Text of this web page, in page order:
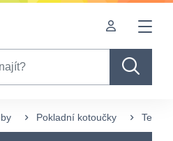
Pokladní kotoučky Termo